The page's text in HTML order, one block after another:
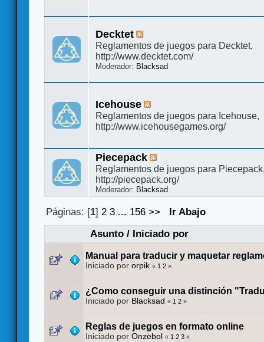
Decktet
Reglamentos de juegos para Decktet,
http://www.decktet.com/
Moderador: Blacksad
Icehouse
Reglamentos de juegos para Icehouse,
http://www.icehousegames.org/
Piecepack
Reglamentos de juegos para
http://piecepack.org/
Moderador: Blacksad
Páginas: [1]2 3 ... 156 >>
Ir Abajo
Asunto/ Iniciado por
Manual para traducir y maquetar
Iniciado por orpik « 1 2 »
¿Como conseguir una distinción
Iniciado por Blacksad « 1 2 »
Reglas de juegos en formato online
Iniciado por Onzebol « 1 2 3 »